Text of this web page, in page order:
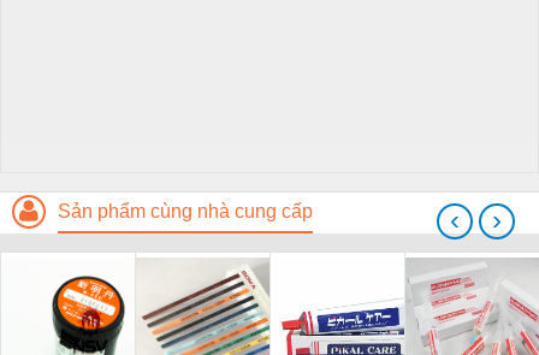
Sản phẩm cùng nhà cung cấp ‹ ›